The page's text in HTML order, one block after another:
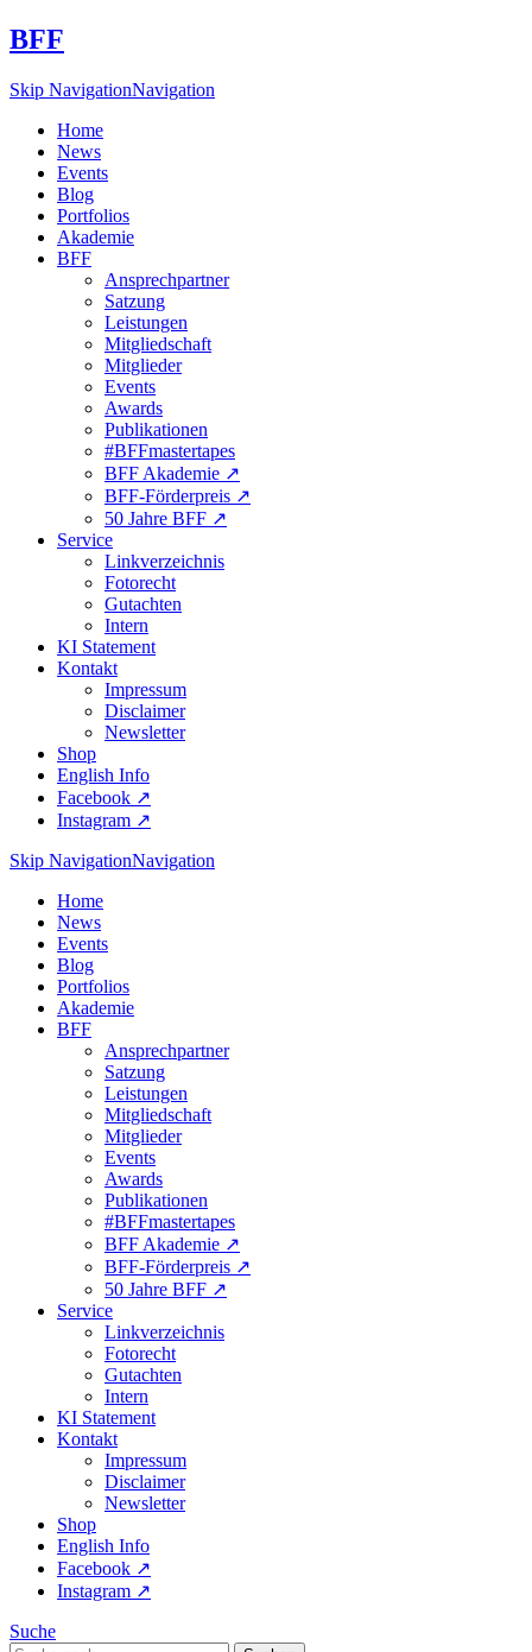
BFF
Skip NavigationNavigation
Home
News
Events
Blog
Portfolios
Akademie
BFF
Ansprechpartner
Satzung
Leistungen
Mitgliedschaft
Mitglieder
Events
Awards
Publikationen
#BFFmastertapes
BFF Akademie ↗︎
BFF-Förderpreis ↗︎
50 Jahre BFF ↗︎
Service
Linkverzeichnis
Fotorecht
Gutachten
Intern
KI Statement
Kontakt
Impressum
Disclaimer
Newsletter
Shop
English Info
Facebook ↗︎
Instagram ↗︎
Skip NavigationNavigation
Home
News
Events
Blog
Portfolios
Akademie
BFF
Ansprechpartner
Satzung
Leistungen
Mitgliedschaft
Mitglieder
Events
Awards
Publikationen
#BFFmastertapes
BFF Akademie ↗︎
BFF-Förderpreis ↗︎
50 Jahre BFF ↗︎
Service
Linkverzeichnis
Fotorecht
Gutachten
Intern
KI Statement
Kontakt
Impressum
Disclaimer
Newsletter
Shop
English Info
Facebook ↗︎
Instagram ↗︎
Suche